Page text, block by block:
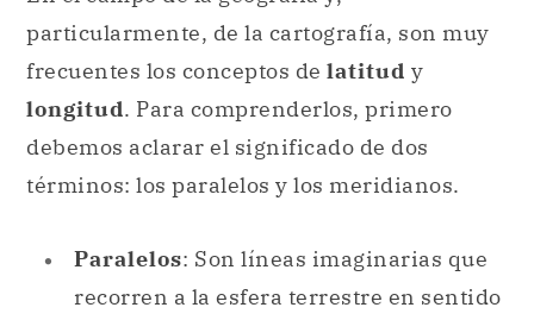
particularmente, de la cartografía, son muy
frecuentes los conceptos de latitud y
longitud. Para comprenderlos, primero
debemos aclarar el significado de dos
términos: los paralelos y los meridianos.
Paralelos: Son líneas imaginarias que
recorren a la esfera terrestre en sentido